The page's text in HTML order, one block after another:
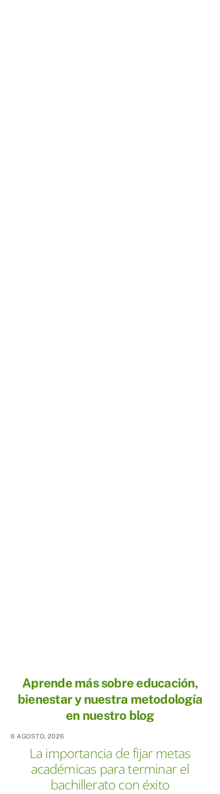
Aprende más sobre educación,
bienestar y nuestra metodología
en nuestro blog
6 AGOSTO, 2026
La importancia de fijar metas
académicas para terminar el
bachillerato con éxito